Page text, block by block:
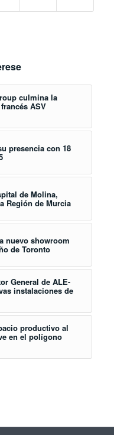
culmina la
ASV
presencia con 18
de Molina,
Región de Murcia
nuevo showroom
de Toronto
General de ALE-
instalaciones de
productivo al
en el polígono